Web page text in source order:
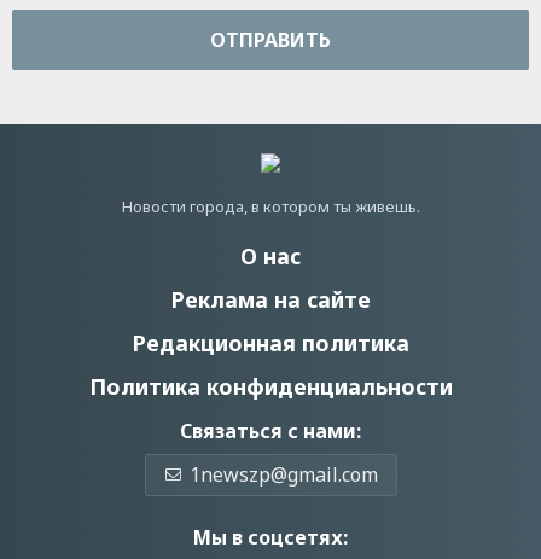
ОТПРАВИТЬ
Новости города, в котором ты живешь.
О нас
Реклама на сайте
Редакционная политика
Политика конфиденциальности
Связаться с нами:
1newszp@gmail.com
Мы в соцсетях: